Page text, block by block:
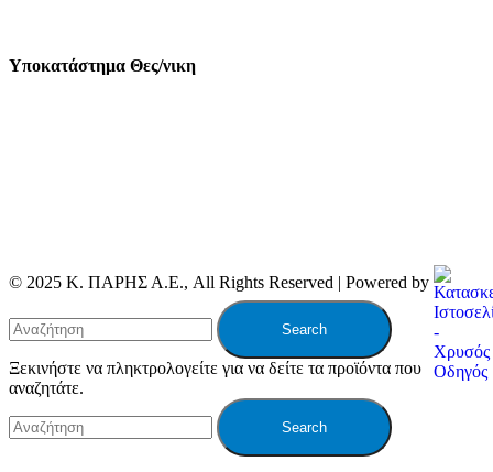
Υποκατάστημα Θες/νικη
© 2025 Κ. ΠΑΡΗΣ Α.Ε., All Rights Reserved | Powered by
Search
Ξεκινήστε να πληκτρολογείτε για να δείτε τα προϊόντα που
αναζητάτε.
Search